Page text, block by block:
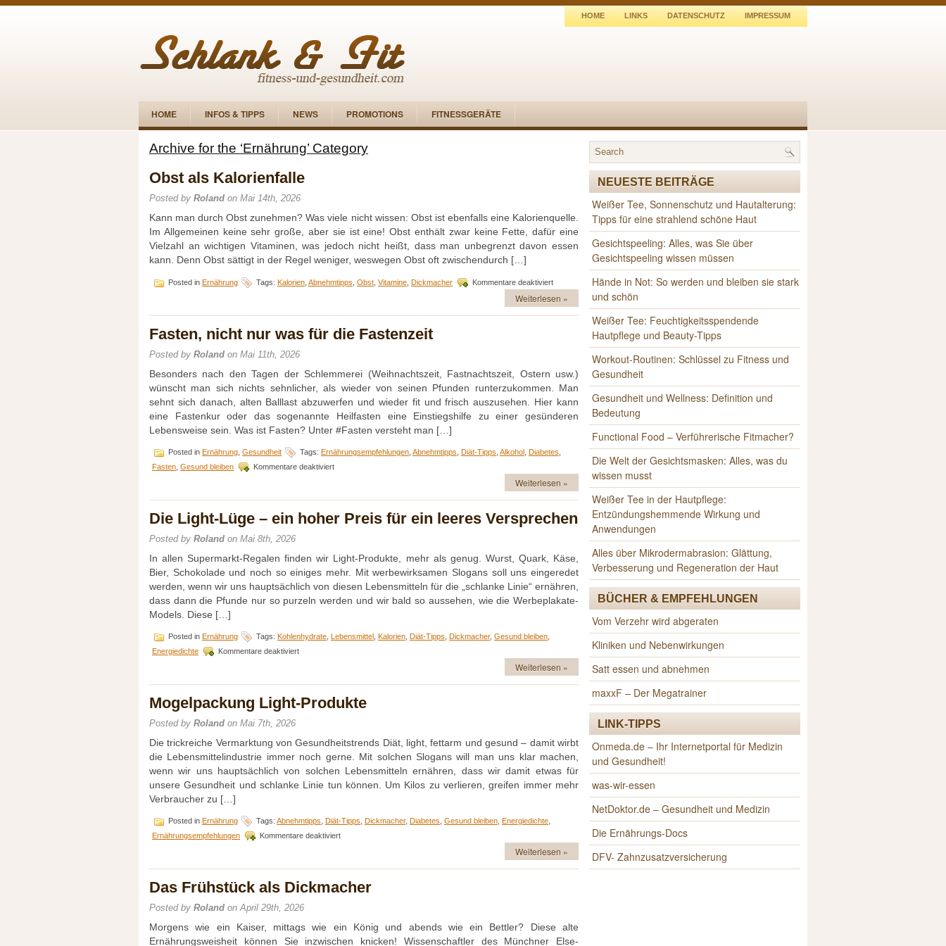
HOME LINKS DATENSCHUTZ IMPRESSUM
HOME INFOS & TIPPS NEWS PROMOTIONS FITNESSGERÄTE
Archive for the ‘Ernährung’ Category
Obst als Kalorienfalle
Posted by Roland on Mai 14th, 2026
Kann man durch Obst zunehmen? Was viele nicht wissen: Obst ist ebenfalls eine Kalorienquelle.
Im Allgemeinen keine sehr große, aber sie ist eine! Obst enthält zwar keine Fette, dafür eine
Vielzahl an wichtigen Vitaminen, was jedoch nicht heißt, dass man unbegrenzt davon essen
kann. Denn Obst sättigt in der Regel weniger, weswegen Obst oft zwischendurch […]
Posted in Ernährung Tags: Kalorien Abnehmtipps Obst Vitamine Dickmacher Kommentare deaktiviertfür
Obst
als
Kalorienfalle
Weiterlesen »
Fasten, nicht nur was für die Fastenzeit
Posted by Roland on Mai 11th, 2026
Besonders nach den Tagen der Schlemmerei (Weihnachtszeit, Fastnachtszeit, Ostern usw.)
wünscht man sich nichts sehnlicher, als wieder von seinen Pfunden runterzukommen. Man
sehnt sich danach, alten Balllast abzuwerfen und wieder fit und frisch auszusehen. Hier kann
eine Fastenkur oder das sogenannte Heilfasten eine Einstiegshilfe zu einer gesünderen
Lebensweise sein. Was ist Fasten? Unter #Fasten versteht man […]
Posted in Ernährung Gesundheit Tags: Ernährungsempfehlungen Abnehmtipps Diät-Tipps Alkohol Diabetes
Fasten Gesund bleiben Kommentare deaktiviertfür
nur
für
Weiterlesen »
Die Light-Lüge – ein hoher Preis für ein leeres Versprechen
Posted by Roland on Mai 8th, 2026
In allen Supermarkt-Regalen finden wir Light-Produkte, mehr als genug. Wurst, Quark, Käse,
Bier, Schokolade und noch so einiges mehr. Mit werbewirksamen Slogans soll uns eingeredet
werden, wenn wir uns hauptsächlich von diesen Lebensmitteln für die „schlanke Linie“ ernähren,
dass dann die Pfunde nur so purzeln werden und wir bald so aussehen, wie die Werbeplakate-
Models. Diese […]
Posted in Ernährung Tags: Kohlenhydrate Lebensmittel Kalorien Diät-Tipps Dickmacher, Gesund bleiben
Energiedichte
Kommentare deaktiviertfür
Lüge
ein
für
leeres
Versprechen
Weiterlesen »
Mogelpackung Light-Produkte
Posted by Roland on Mai 7th, 2026
Die trickreiche Vermarktung von Gesundheitstrends Diät, light, fettarm und gesund – damit wirbt
die Lebensmittelindustrie immer noch gerne. Mit solchen Slogans will man uns klar machen,
wenn wir uns hauptsächlich von solchen Lebensmitteln ernähren, dass wir damit etwas für
unsere Gesundheit und schlanke Linie tun können. Um Kilos zu verlieren, greifen immer mehr
Verbraucher zu […]
Posted in Ernährung Tags: Abnehmtipps Diät-Tipps Dickmacher, Diabetes Gesund bleiben Energiedichte
Ernährungsempfehlungen
Kommentare deaktiviertfür
Produkte
Weiterlesen »
Das Frühstück als Dickmacher
Posted by Roland on April 29th, 2026
Morgens wie ein Kaiser, mittags wie ein König und abends wie ein Bettler? Diese alte
Ernährungsweisheit können Sie inzwischen knicken! Wissenschaftler des Münchner Else-
NEUESTE BEITRÄGE
Weißer Tee, Sonnenschutz und Hautalterung:
Tipps für eine strahlend schöne Haut
Gesichtspeeling: Alles, was Sie über
Gesichtspeeling wissen müssen
Hände in Not: So werden und bleiben sie stark
und schön
Weißer Tee: Feuchtigkeitsspendende
Hautpflege und Beauty-Tipps
Workout-Routinen: Schlüssel zu Fitness und
Gesundheit
Gesundheit und Wellness: Definition und
Bedeutung
Functional Food – Verführerische Fitmacher?
Die Welt der Gesichtsmasken: Alles, was du
wissen musst
Weißer Tee in der Hautpflege:
Entzündungshemmende Wirkung und
Anwendungen
Alles über Mikrodermabrasion: Glättung,
Verbesserung und Regeneration der Haut
BÜCHER & EMPFEHLUNGEN
Vom Verzehr wird abgeraten
Kliniken und Nebenwirkungen
Satt essen und abnehmen
maxxF – Der Megatrainer
LINK-TIPPS
Onmeda.de – Ihr Internetportal für Medizin
und Gesundheit!
was-wir-essen
NetDoktor.de – Gesundheit und Medizin
Die Ernährungs-Docs
DFV- Zahnzusatzversicherung